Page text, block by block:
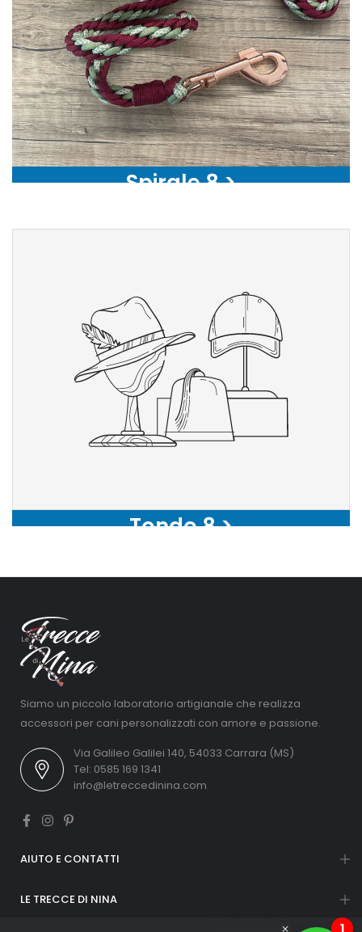
Spirale 8 >
Tondo 8 >
Siamo un piccolo laboratorio artigianale che realizza
accessori per cani personalizzati con amore e passione.
Via Galileo Galilei 140, 54033 Carrara (MS)
Tel: 0585 169 1341
info@letreccedinina.com
AIUTO E CONTATTI
LE TRECCE DI NINA
1